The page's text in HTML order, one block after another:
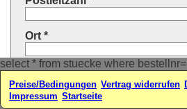
select * from stuecke where
Ort *
Land * (auswählen oder
Ihre E-Mail-Adresse*
Preise/Bedingungen Vertrag widerrufen
Impressum Startseite